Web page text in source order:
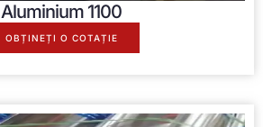
Aluminium 1100
OBȚINEȚI O COTAȚIE